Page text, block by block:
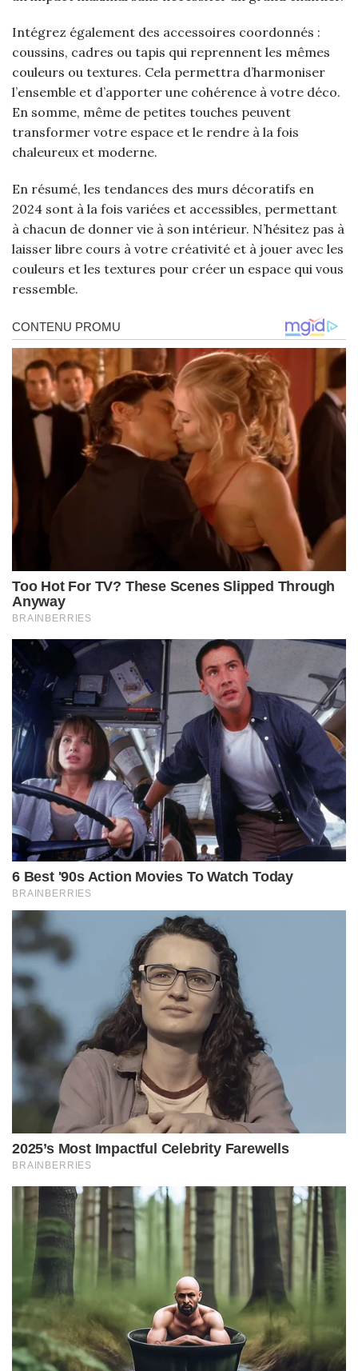
Intégrez également des accessoires coordonnés :
coussins, cadres ou tapis qui reprennent les mêmes
couleurs ou textures. Cela permettra d’harmoniser
l’ensemble et d’apporter une cohérence à votre déco.
En somme, même de petites touches peuvent
transformer votre espace et le rendre à la fois
chaleureux et moderne.
En résumé, les tendances des murs décoratifs en
2024 sont à la fois variées et accessibles, permettant
à chacun de donner vie à son intérieur. N’hésitez pas à
laisser libre cours à votre créativité et à jouer avec les
couleurs et les textures pour créer un espace qui vous
ressemble.